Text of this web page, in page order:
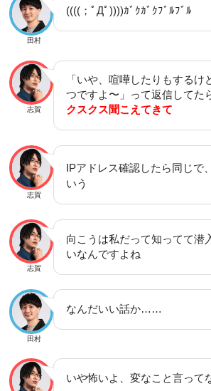
田村
((((；ﾟДﾟ))))ｶﾞｸｶﾞｸﾌﾞﾙﾌﾞﾙ
志賀
「いや、喧嘩したりもするけ
つですよ〜」って返信してた
クスクス聞こえてきて
志賀
IPアドレス確認したら同じで、
いう
志賀
向こうは私だって知ってて潜
いなんですよね
田村
なんだいい話か……
いや怖いよ、変なこと言って